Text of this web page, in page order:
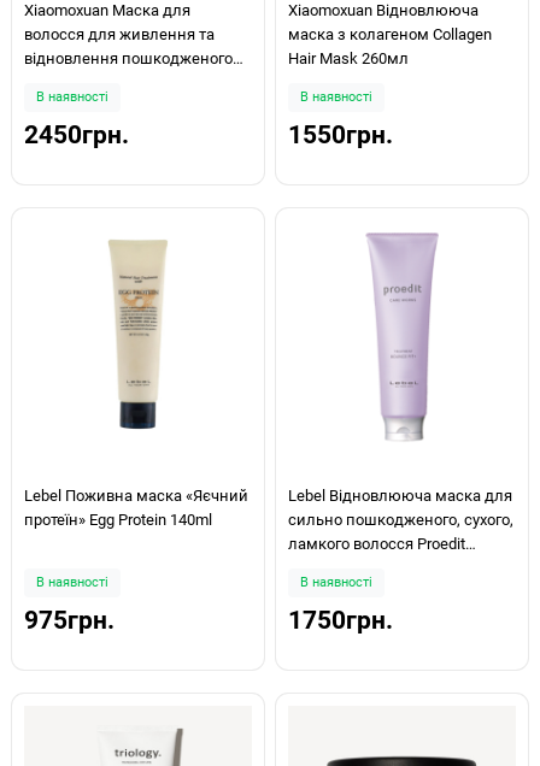
Xiaomoxuan Маска для
волосся для живлення та
відновлення пошкодженого
Smooth Treatment 550 мл
В наявності
2450грн.
Xiaomoxuan Відновлююча
маска з колагеном Collagen
Hair Mask 260мл
В наявності
1550грн.
Lebel Поживна маска «Яєчний
протеїн» Egg Protein 140ml
В наявності
975грн.
Lebel Відновлююча маска для
сильно пошкодженого, сухого,
ламкого волосся Proedit
В наявності
1750грн.